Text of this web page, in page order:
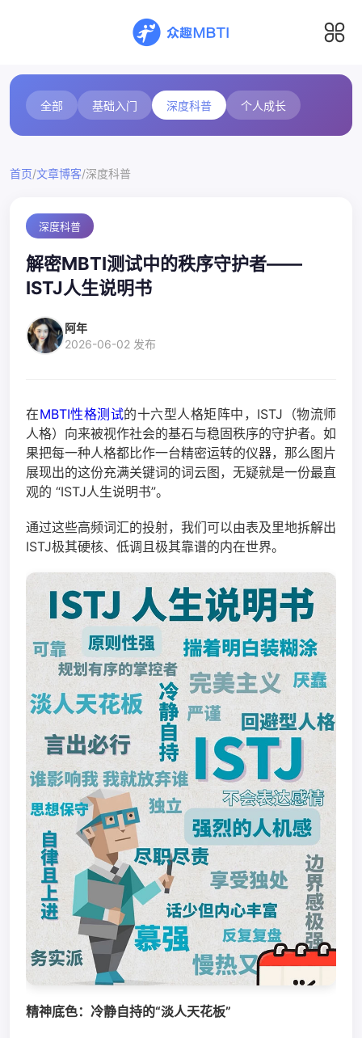
全部 基础入门 深度科普 个人成长
首页/文章博客/深度科普
深度科普
解密MBTI测试中的秩序守护者——
ISTJ人生说明书
阿年
2026-06-02 发布
在MBTI性格测试的十六型人格矩阵中，ISTJ（物流师
人格）向来被视作社会的基石与稳固秩序的守护者。如
果把每一种人格都比作一台精密运转的仪器，那么图片
展现出的这份充满关键词的词云图，无疑就是一份最直
观的 “ISTJ人生说明书”。
通过这些高频词汇的投射，我们可以由表及里地拆解出
ISTJ极其硬核、低调且极其靠谱的内在世界。
精神底色：冷静自持的“淡人天花板”